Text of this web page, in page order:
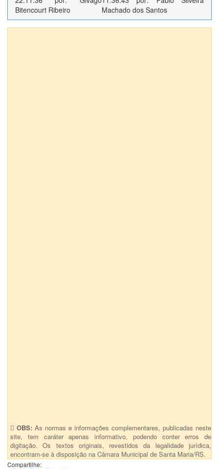
Bitencourt Ribeiro
Machado dos Santos
OBS: As normas e informações complementares, publicadas neste
site, tem caráter apenas informativo, podendo conter erros de
digitação. Os textos originais, revestidos da legalidade jurídica,
encontram-se à disposição na Câmara Municipal de Santa Maria/RS.
Compartilhe: